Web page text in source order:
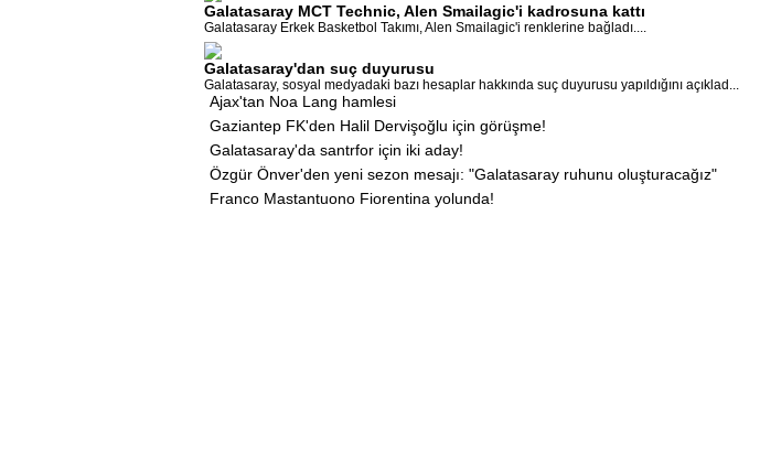
Galatasaray MCT Technic, Alen Smailagic'i kadrosuna kattı
Galatasaray Erkek Basketbol Takımı, Alen Smailagic'i renklerine bağladı....
Galatasaray'dan suç duyurusu
Galatasaray, sosyal medyadaki bazı hesaplar hakkında suç duyurusu yapıldığını açıklad...
Ajax'tan Noa Lang hamlesi
Gaziantep FK'den Halil Dervişoğlu için görüşme!
Galatasaray'da santrfor için iki aday!
Özgür Önver'den yeni sezon mesajı: "Galatasaray ruhunu oluşturacağız"
Franco Mastantuono Fiorentina yolunda!